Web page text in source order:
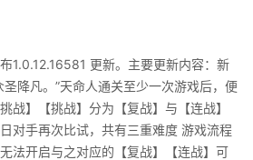
1.0.12.16581 更新。主要更新内容：新
降凡。”天命人通关至少一次游戏后，便
战】【挑战】分为【复战】与【连战】
对手再次比试，共有三重难度 游戏流程
法开启与之对应的【复战】【连战】可